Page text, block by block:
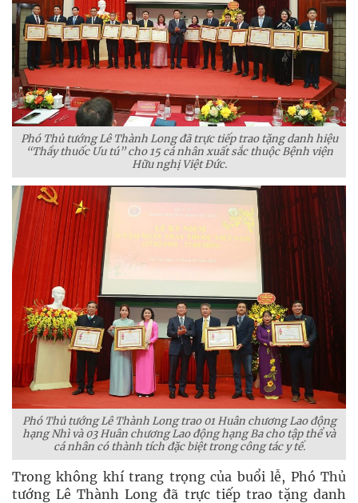
Phó Thủ tướng Lê Thành Long đã trực tiếp trao tặng danh hiệu
“Thầy thuốc Ưu tú” cho 15 cá nhân xuất sắc thuộc Bệnh viện
Hữu nghị Việt Đức.
Phó Thủ tướng Lê Thành Long trao 01 Huân chương Lao động
hạng Nhì và 03 Huân chương Lao động hạng Ba cho tập thể và
cá nhân có thành tích đặc biệt trong công tác y tế.
Trong không khí trang trọng của buổi lễ, Phó Thủ
tướng Lê Thành Long đã trực tiếp trao tặng danh